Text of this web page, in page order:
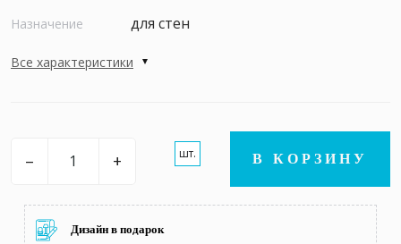
Назначение для стен
Все характеристики
– + шт. В КОРЗИНУ
Дизайн в подарок